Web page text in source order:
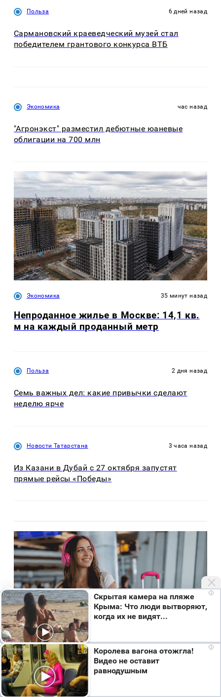
Польза 6 дней назад
Сармановский краеведческий музей стал
победителем грантового конкурса ВТБ
Экономика час назад
"Агронэкст" разместил дебютные юаневые
облигации на 700 млн
Экономика 35 минут назад
Непроданное жилье в Москве: 14,1 кв.
м на каждый проданный метр
Польза 2 дня назад
Семь важных дел: какие привычки сделают
неделю ярче
Новости Татарстана 3 часа назад
Из Казани в Дубай с 27 октября запустят
прямые рейсы «Победы»
Польза 5 дней назад
Т2 отменил роуминг уже более чем в 70
странах
Мы используем cookie. Во время посещения сайта
вы соглашаетесь с тем, что мы обрабатываем
ваши персональные данные с использованием
метрик Яндекс Метрика, top.mail.ru, LiveInternet.
Я согласен
i
Скрытая камера на пляже
Крыма: Что люди вытворяют,
когда их не видят...
i
Королева вагона отожгла!
Видео не оставит
равнодушным